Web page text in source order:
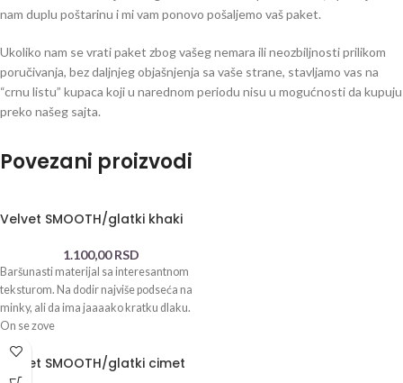
nam duplu poštarinu i mi vam ponovo pošaljemo vaš paket.
Ukoliko nam se vrati paket zbog vašeg nemara ili neozbiljnosti prilikom
poručivanja, bez daljnjeg objašnjenja sa vaše strane, stavljamo vas na
“crnu listu” kupaca koji u narednom periodu nisu u mogućnosti da kupuju
preko našeg sajta.
Povezani proizvodi
Velvet SMOOTH/glatki khaki
1.100,00RSD
Baršunasti materijal sa interesantnom
teksturom. Na dodir najviše podseća na
minky, ali da ima jaaaako kratku dlaku.
On se zove
Velvet SMOOTH/glatki cimet